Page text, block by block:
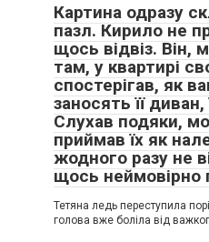
Картина одразу
пазл. Кирило не
щось відвіз. Він,
там, у квартирі
спостерігав, як
заносять її диван,
Слухав подяки,
приймав їх як
жодного разу не
щось неймовірно
Тетяна ледь переступила
голова вже боліла від